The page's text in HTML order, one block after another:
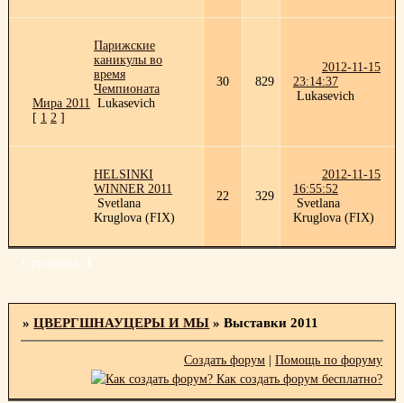
Парижские
каникулы во
время
Чемпионата
Мира 2011 Lukasevich
[ 1 2 ]
30 829
2012-11-15
23:14:37
Lukasevich
HELSINKI
WINNER 2011
Svetlana
Kruglova (FIX)
22 329
2012-11-15
16:55:52
Svetlana
Kruglova (FIX)
Страница: 1
»ЦВЕРГШНАУЦЕРЫ И МЫ »Выставки 2011
Создать форум |Помощь по форуму